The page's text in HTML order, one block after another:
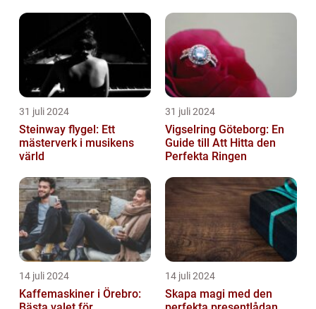
31 juli 2024
Steinway flygel: Ett
mästerverk i musikens
värld
31 juli 2024
Vigselring Göteborg: En
Guide till Att Hitta den
Perfekta Ringen
14 juli 2024
Kaffemaskiner i Örebro:
14 juli 2024
Skapa magi med den